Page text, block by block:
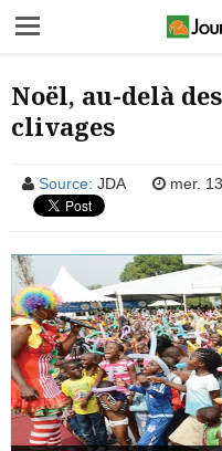
Noël, au-delà
clivages
Source: JDA mer.